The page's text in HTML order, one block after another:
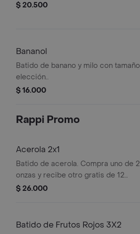
$ 20.500
Bananol
Batido de banano y milo con
elección..
$ 16.000
Rappi Promo
Acerola 2x1
Batido de acerola. Compra uno de
onzas y recibe otro gratis de 12
onzas.
$ 26.000
Batido de Frutos Rojos 3X2